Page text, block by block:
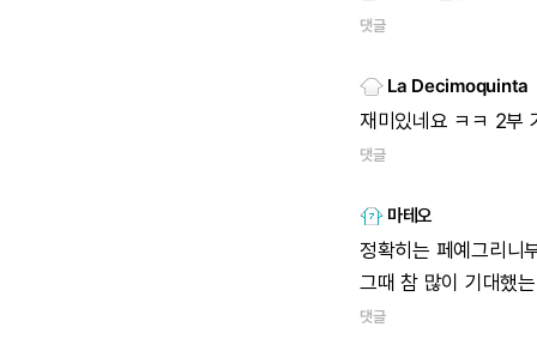
댓글
La Decimoquinta
재미있네요 ㅋㅋ 2부
댓글
마테오
정확히는 페예그리니
그때참 많이 기대했
댓글